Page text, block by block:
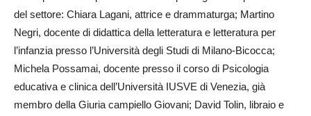
del settore: Chiara Lagani, attrice e drammaturga; Martino
Negri, docente di didattica della letteratura e letteratura per
l’infanzia presso l’Università degli Studi di Milano-Bicocca;
Michela Possamai, docente presso il corso di Psicologia
educativa e clinica dell’Università IUSVE di Venezia, già
membro della Giuria campiello Giovani; David Tolin, libraio e